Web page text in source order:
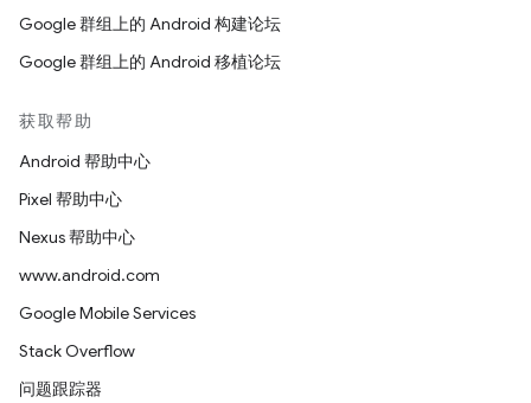
Google 群组上的 Android 构建论坛
Google 群组上的 Android 移植论坛
获取帮助
Android 帮助中心
Pixel 帮助中心
Nexus 帮助中心
www.android.com
Google Mobile Services
Stack Overflow
问题跟踪器